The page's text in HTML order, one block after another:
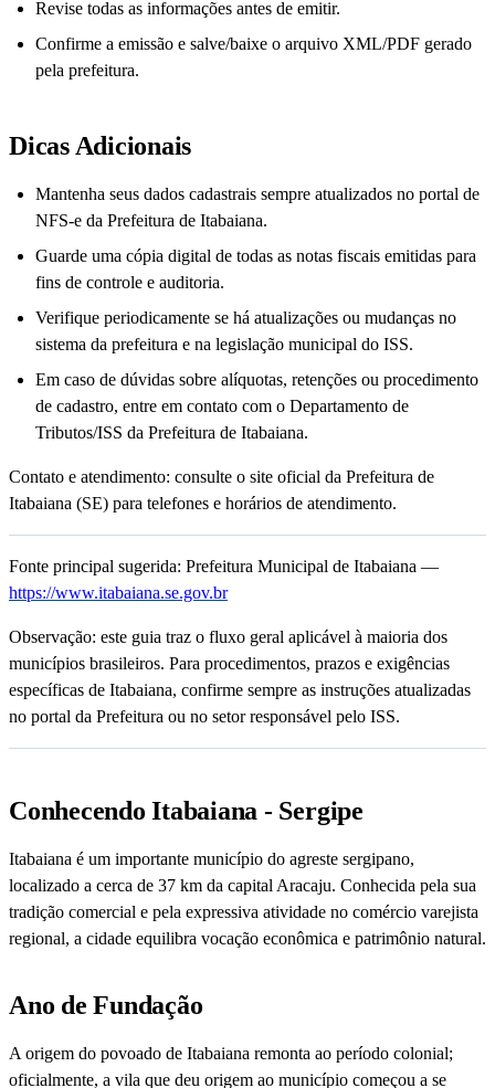
Revise todas as informações antes de emitir.
Confirme a emissão e salve/baixe o arquivo XML/PDF gerado
pela prefeitura.
Dicas Adicionais
Mantenha seus dados cadastrais sempre atualizados no portal de
NFS-e da Prefeitura de Itabaiana.
Guarde uma cópia digital de todas as notas fiscais emitidas para
fins de controle e auditoria.
Verifique periodicamente se há atualizações ou mudanças no
sistema da prefeitura e na legislação municipal do ISS.
Em caso de dúvidas sobre alíquotas, retenções ou procedimento
de cadastro, entre em contato com o Departamento de
Tributos/ISS da Prefeitura de Itabaiana.
Contato e atendimento: consulte o site oficial da Prefeitura de
Itabaiana (SE) para telefones e horários de atendimento.
Fonte principal sugerida: Prefeitura Municipal de Itabaiana —
https://www.itabaiana.se.gov.br
Observação: este guia traz o fluxo geral aplicável à maioria dos
municípios brasileiros. Para procedimentos, prazos e exigências
específicas de Itabaiana, confirme sempre as instruções atualizadas
no portal da Prefeitura ou no setor responsável pelo ISS.
Conhecendo Itabaiana - Sergipe
Itabaiana é um importante município do agreste sergipano,
localizado a cerca de 37 km da capital Aracaju. Conhecida pela sua
tradição comercial e pela expressiva atividade no comércio varejista
regional, a cidade equilibra vocação econômica e patrimônio natural.
Ano de Fundação
A origem do povoado de Itabaiana remonta ao período colonial;
oficialmente, a vila que deu origem ao município começou a se